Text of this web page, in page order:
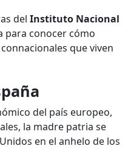
del Instituto Nacional
para conocer cómo
que viven
del país europeo,
la madre patria se
en el anhelo de los